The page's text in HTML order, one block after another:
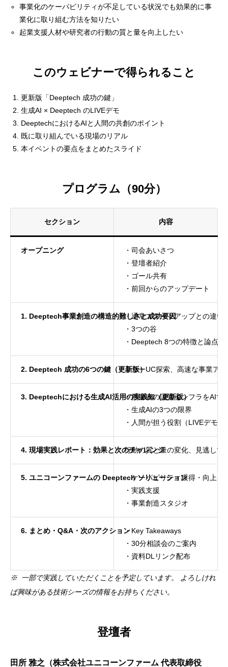
事業化のケーパビリティが不足している状況でも効果的に事
業化に取り組む方法を知りたい
起業支援人材や研究者の行動の質と量を向上したい
このウェビナーで得られること
更新版「Deeptech 成功の鍵」
生成AI × Deeptech のLIVEデモ
DeeptechにおけるAIと人間の共創のポイント
既に取り組んでいる現場のリアル
本イベントの要点をまとめたスライド
プログラム（90分）
セクション 内容
オープニング
・司会あいさつ
・登壇者紹介
・ゴール共有
・前回からのアップデート
1. Deeptech事業創造の構造的難しさと成功要因
・通常スタートアップとの違い
・3つの谷
・Deeptech 8つの特徴と論点
2. Deeptech 成功の6つの鍵（更新版）キラーUC探索、高速な事業ア
3. Deeptechにおける生成AI活用の実践知（更新版）
・熟練者の認知インフラをAIで
・生成AIの3つの限界
・人間が担う役割（LIVEデモあ
4. 現場実践レポート：効果と次のチャレンジ行動の質と量の変化、見逃して
5. ユニコーンファームの Deeptech ソリューション
・ケーパビリティ獲得・向上
・実践支援
・事業創造スタジオ
6. まとめ・Q&A・次のアクション・Key Takeaways
・30分相談会のご案内
・資料DLリンク配布
※ 一部で実践していただくことを予定しています。 よろしけれ
ば興味がある技術シーズの情報をお持ちください。
登壇者
田所 雅之（株式会社ユニコーンファーム 代表取締役